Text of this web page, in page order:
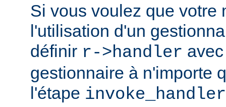
Si vous voulez que votre
l'utilisation d'un
définir r->handler
gestionnaire à n'importe
l'étape invoke_handler